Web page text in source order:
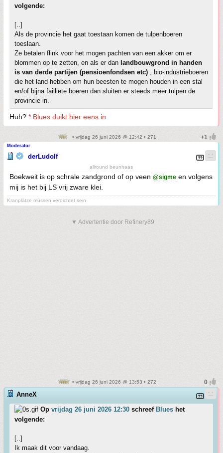
volgende:
[..]
Als de provincie het gaat toestaan komen de tulpenboeren
toeslaan.
Ze betalen flink voor het mogen pachten van een akker om er
blommen op te zetten, en als er dan landbouwgrond in handen
is van derde partijen (pensioenfondsen etc) , bio-industrieboeren
die het land hebben om hun beesten te mogen houden in een stal
en/of bijna failliete boeren dan sluiten er steeds meer tulpen de
provincie in.
Huh? * Blues duikt hier eens in
• vrijdag 26 juni 2026 @ 12:42 • 271
Moderator
derLudolf
allround beunhaas
Boekweit is op schrale zandgrond of op veen @sigme en volgens
mij is het bij LS vrij zware klei.
Kranplätze müssen verdichtet sein
▼ Advertentie door Refinery89
• vrijdag 26 juni 2026 @ 13:53 • 272
AnneX
Op vrijdag 26 juni 2026 12:30 schreef Blues het
volgende:
[..]
Ik maak dit voor vandaag.